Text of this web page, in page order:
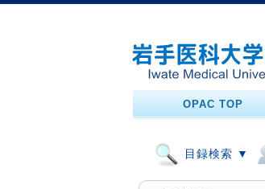
OPAC TOP
目録検索 ▼